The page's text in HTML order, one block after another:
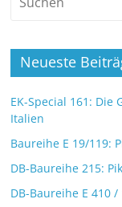
Neueste
EK-Special 161: Die
Italien
Baureihe E 19/119:
DB-Baureihe 215:
DB-Baureihe E 410